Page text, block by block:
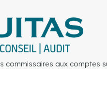
commissaires aux comptes